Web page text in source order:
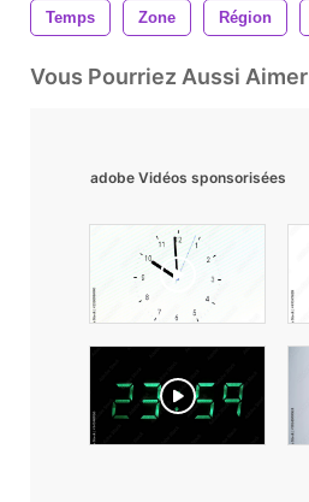
Temps Zone Région
Vous Pourriez Aussi Aimer
adobe Vidéos sponsorisées